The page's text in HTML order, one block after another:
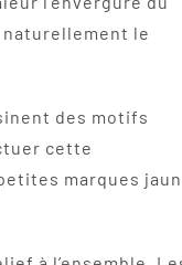
le
des motifs
cette
marques